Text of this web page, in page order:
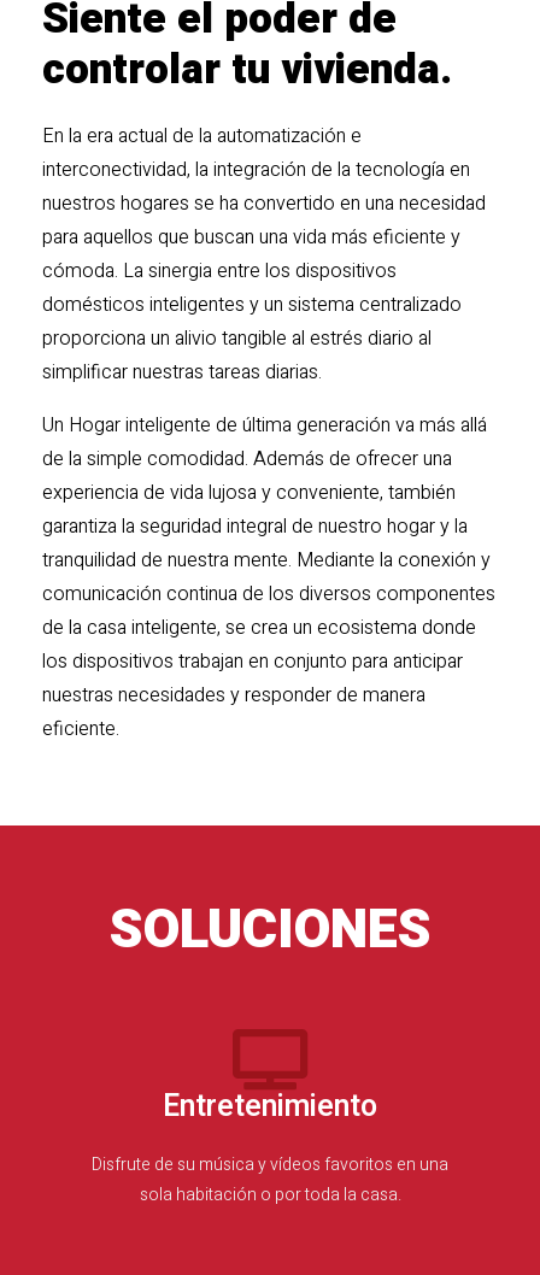
Siente el poder de
controlar tu vivienda.
En la era actual de la automatización e
interconectividad, la integración de la tecnología en
nuestros hogares se ha convertido en una necesidad
para aquellos que buscan una vida más eficiente y
cómoda. La sinergia entre los dispositivos
domésticos inteligentes y un sistema centralizado
proporciona un alivio tangible al estrés diario al
simplificar nuestras tareas diarias.
Un Hogar inteligente de última generación va más allá
de la simple comodidad. Además de ofrecer una
experiencia de vida lujosa y conveniente, también
garantiza la seguridad integral de nuestro hogar y la
tranquilidad de nuestra mente. Mediante la conexión y
comunicación continua de los diversos componentes
de la casa inteligente, se crea un ecosistema donde
los dispositivos trabajan en conjunto para anticipar
nuestras necesidades y responder de manera
eficiente.
SOLUCIONES
Entretenimiento
Disfrute de su música y vídeos favoritos en una
sola habitación o por toda la casa.